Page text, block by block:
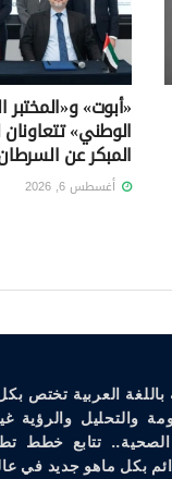
«أبوت»
الوطني»
المبكر عن
أغسطس 6, 2026
العربية تختص
والتحليل والرؤية
الصحية.. تتابع خطط
بكل ماهو جديد في